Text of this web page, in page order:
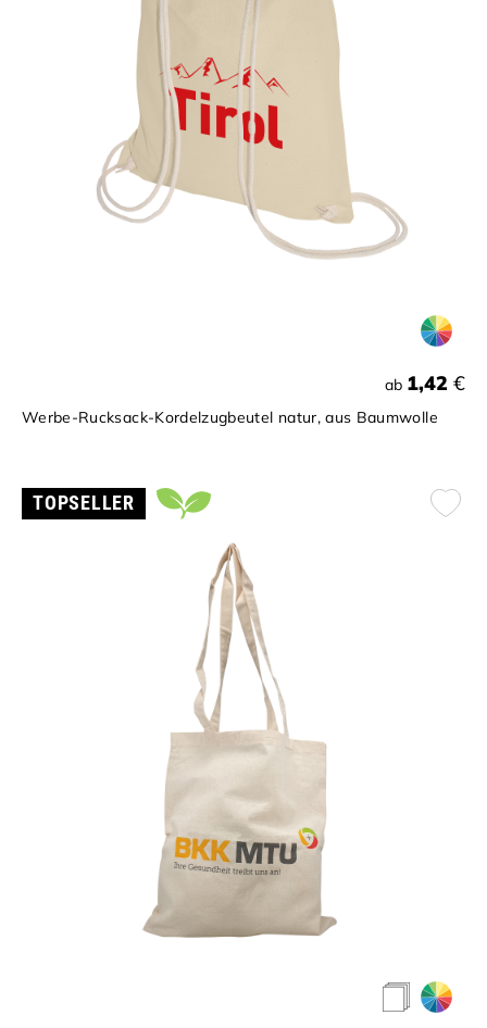
ab 1,42 €
Werbe-Rucksack-Kordelzugbeutel natur, aus Baumwolle
TOPSELLER